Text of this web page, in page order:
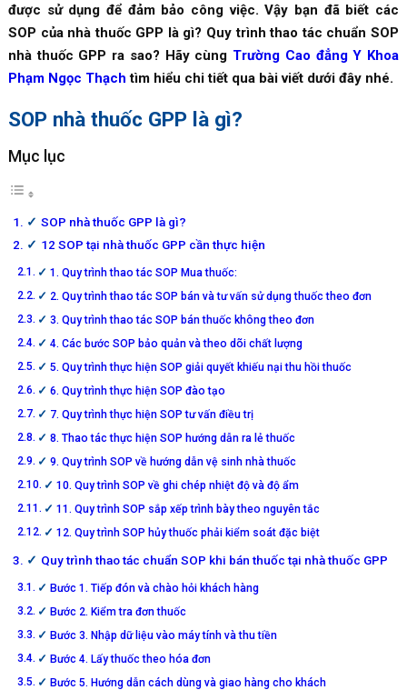
được sử dụng để đảm bảo công việc. Vậy bạn đã biết các
SOP của nhà thuốc GPP là gì? Quy trình thao tác chuẩn SOP
nhà thuốc GPP ra sao? Hãy cùng Trường Cao đẳng Y Khoa
Phạm Ngọc Thạch tìm hiểu chi tiết qua bài viết dưới đây nhé.
SOP nhà thuốc GPP là gì?
Mục lục
SOP nhà thuốc GPP là gì?
12 SOP tại nhà thuốc GPP cần thực hiện
1. Quy trình thao tác SOP Mua thuốc:
2. Quy trình thao tác SOP bán và tư vấn sử dụng thuốc theo đơn
3. Quy trình thao tác SOP bán thuốc không theo đơn
4. Các bước SOP bảo quản và theo dõi chất lượng
5. Quy trình thực hiện SOP giải quyết khiếu nại thu hồi thuốc
6. Quy trình thực hiện SOP đào tạo
7. Quy trình thực hiện SOP tư vấn điều trị
8. Thao tác thực hiện SOP hướng dẫn ra lẻ thuốc
9. Quy trình SOP về hướng dẫn vệ sinh nhà thuốc
10. Quy trình SOP về ghi chép nhiệt độ và độ ẩm
11. Quy trình SOP sắp xếp trình bày theo nguyên tắc
12. Quy trình SOP hủy thuốc phải kiểm soát đặc biệt
Quy trình thao tác chuẩn SOP khi bán thuốc tại nhà thuốc GPP
Bước 1. Tiếp đón và chào hỏi khách hàng
Bước 2. Kiểm tra đơn thuốc
Bước 3. Nhập dữ liệu vào máy tính và thu tiền
Bước 4. Lấy thuốc theo hóa đơn
Bước 5. Hướng dẫn cách dùng và giao hàng cho khách